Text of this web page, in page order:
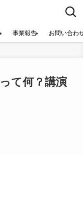
事業報告 お問い合わ
て何？講演